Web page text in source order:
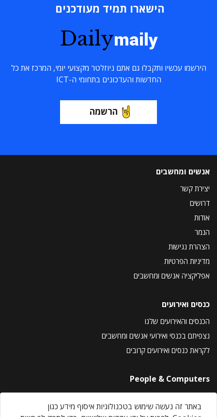
הישארו תמיד מעודכנים
Dailymaily
הירשמו עכשיו ותקבלו גם אתם ניוזלטר מקצועי יומי, המרכז את כל
החדשות והעדכונים בתחומי ה-ICT
הרשמה
אנשים ומחשבים
יצירת קשר
דרושים
אודות
הנמר
הצהרת נגישות
מדיניות הפרטיות
אפליקציה אנשים ומחשבים
כנסים ואירועים
הכנסים והאירועים שלנו
נצפיתם בכנסי ואירועי אנשים ומחשבים
לקראת כנסים ואירועים קרובים
People & Computers
About Us
Privacy Policy
באתר זה נעשה שימוש בטכנולוגיות איסוף מידע כגון